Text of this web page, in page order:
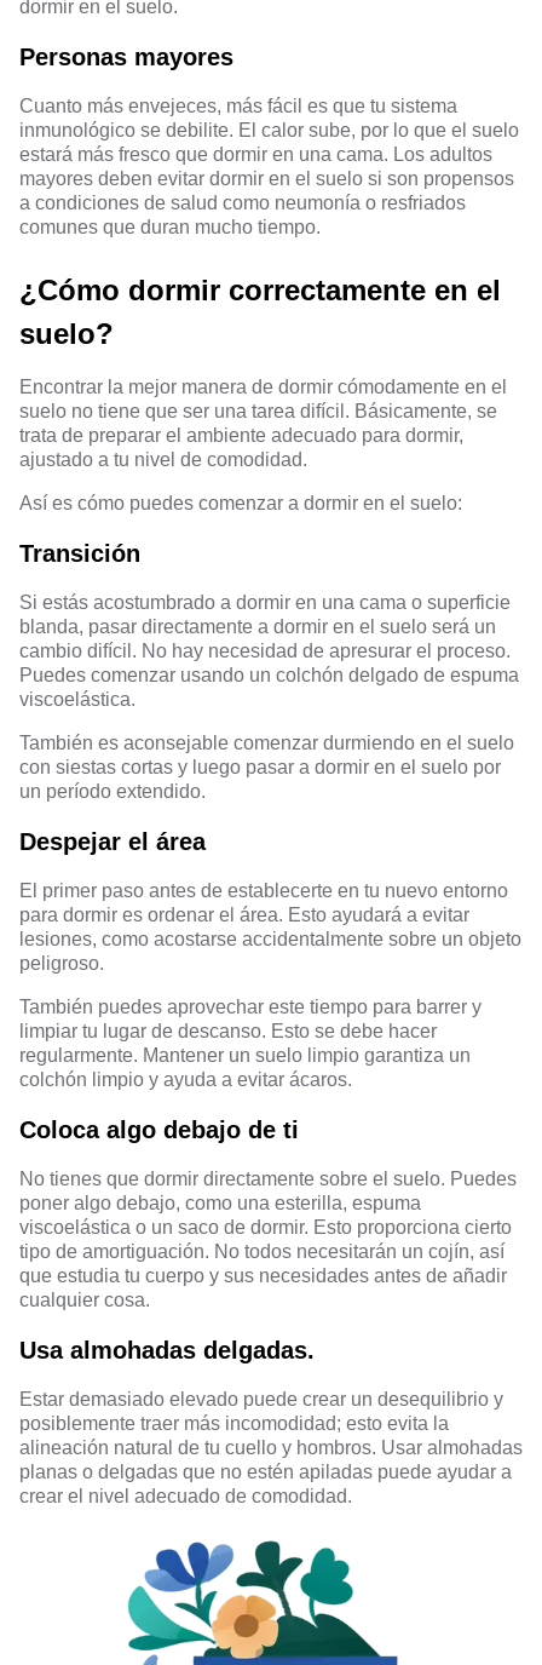
dormir en el suelo.
Personas mayores
Cuanto más envejeces, más fácil es que tu sistema
inmunológico se debilite. El calor sube, por lo que el suelo
estará más fresco que dormir en una cama. Los adultos
mayores deben evitar dormir en el suelo si son propensos
a condiciones de salud como neumonía o resfriados
comunes que duran mucho tiempo.
¿Cómo dormir correctamente en el
suelo?
Encontrar la mejor manera de dormir cómodamente en el
suelo no tiene que ser una tarea difícil. Básicamente, se
trata de preparar el ambiente adecuado para dormir,
ajustado a tu nivel de comodidad.
Así es cómo puedes comenzar a dormir en el suelo:
Transición
Si estás acostumbrado a dormir en una cama o superficie
blanda, pasar directamente a dormir en el suelo será un
cambio difícil. No hay necesidad de apresurar el proceso.
Puedes comenzar usando un colchón delgado de espuma
viscoelástica.
También es aconsejable comenzar durmiendo en el suelo
con siestas cortas y luego pasar a dormir en el suelo por
un período extendido.
Despejar el área
El primer paso antes de establecerte en tu nuevo entorno
para dormir es ordenar el área. Esto ayudará a evitar
lesiones, como acostarse accidentalmente sobre un objeto
peligroso.
También puedes aprovechar este tiempo para barrer y
limpiar tu lugar de descanso. Esto se debe hacer
regularmente. Mantener un suelo limpio garantiza un
colchón limpio y ayuda a evitar ácaros.
Coloca algo debajo de ti
No tienes que dormir directamente sobre el suelo. Puedes
poner algo debajo, como una esterilla, espuma
viscoelástica o un saco de dormir. Esto proporciona cierto
tipo de amortiguación. No todos necesitarán un cojín, así
que estudia tu cuerpo y sus necesidades antes de añadir
cualquier cosa.
Usa almohadas delgadas.
Estar demasiado elevado puede crear un desequilibrio y
posiblemente traer más incomodidad; esto evita la
alineación natural de tu cuello y hombros. Usar almohadas
planas o delgadas que no estén apiladas puede ayudar a
crear el nivel adecuado de comodidad.